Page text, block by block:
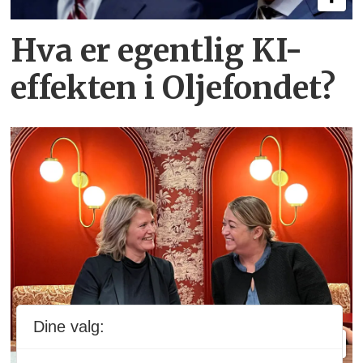
Hva er egentlig KI-
effekten i Oljefondet?
Dine valg: